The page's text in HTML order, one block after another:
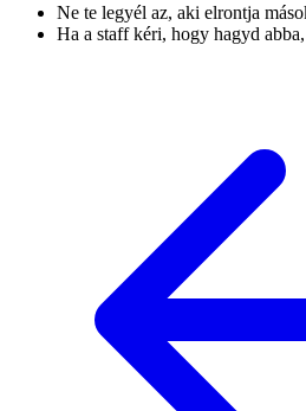
Ne te legyél az, aki elrontja
Ha a staff kéri, hogy hagyd